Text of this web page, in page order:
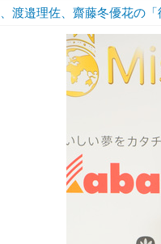
渡邉理佐、齋藤冬優花の